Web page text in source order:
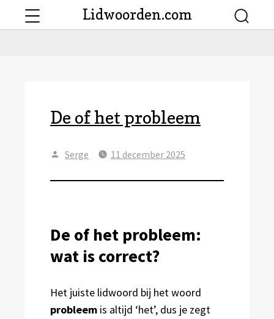
Lidwoorden.com
De of het probleem
Author
Serge
Posted
11 december 2025
De of het probleem:
wat is correct?
Het juiste lidwoord bij het woord
probleem is altijd ‘het’, dus je zegt